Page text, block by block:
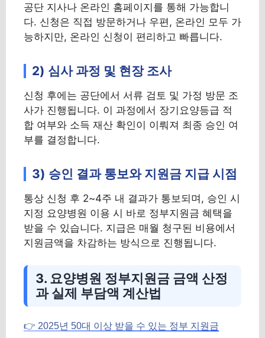
공단 지사나 온라인 홈페이지를 통해 가능합니
다. 신청은 직접 방문하거나 우편, 온라인 모두 가
능하지만, 온라인 신청이 편리하고 빠릅니다.
2) 심사 과정 및 현장 조사
신청 후에는 공단에서 서류 검토 및 가정 방문 조
사가 진행됩니다. 이 과정에서 장기요양등급 적
합 여부와 소득 재산 확인이 이뤄져 최종 승인 여
부를 결정합니다.
3) 승인 결과 통보와 지원금 지급 시점
통상 신청 후 2~4주 내 결과가 통보되며, 승인 시
지정 요양병원 이용 시 바로 정부지원금 혜택을
받을 수 있습니다. 지급은 매월 청구된 비용에서
지원금액을 차감하는 방식으로 진행됩니다.
3. 요양병원 정부지원금 금액 산정
과 실제 부담액 계산법
👉 2025년 50대 이상 받을 수 있는 정부 지원금